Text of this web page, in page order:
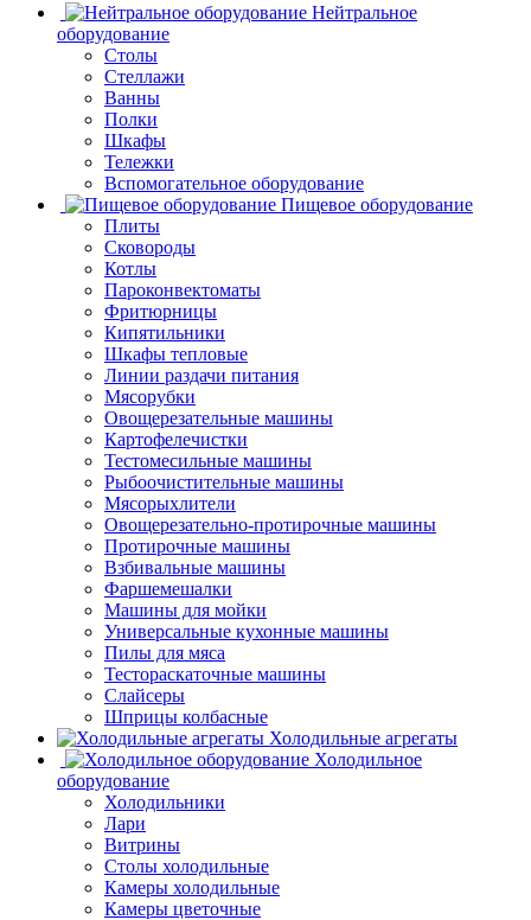
Нейтральное
оборудование
Столы
Стеллажи
Ванны
Полки
Шкафы
Тележки
Вспомогательное оборудование
Пищевое оборудование
Плиты
Сковороды
Котлы
Пароконвектоматы
Фритюрницы
Кипятильники
Шкафы тепловые
Линии раздачи питания
Мясорубки
Овощерезательные машины
Картофелечистки
Тестомесильные машины
Рыбоочистительные машины
Мясорыхлители
Овощерезательно-протирочные машины
Протирочные машины
Взбивальные машины
Фаршемешалки
Машины для мойки
Универсальные кухонные машины
Пилы для мяса
Тестораскаточные машины
Слайсеры
Шприцы колбасные
Холодильные агрегаты
Холодильное
оборудование
Холодильники
Лари
Витрины
Столы холодильные
Камеры холодильные
Камеры цветочные